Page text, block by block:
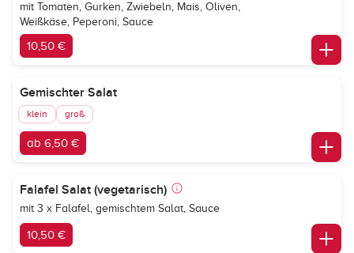
mit Tomaten, Gurken, Zwiebeln, Mais, Oliven,
Weißkäse, Peperoni, Sauce
10,50 €
Gemischter Salat
klein groß
ab 6,50 €
Falafel Salat (vegetarisch)
mit 3 x Falafel, gemischtem Salat, Sauce
10,50 €